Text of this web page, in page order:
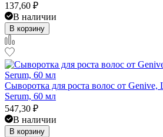
137,60 ₽
В наличии
В корзину
Сыворотка для роста волос от Genive,
Serum, 60 мл
547,30 ₽
В наличии
В корзину